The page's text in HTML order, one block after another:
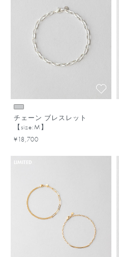
チェーン ブレスレット
【size:M】
¥18,700
LIMITED